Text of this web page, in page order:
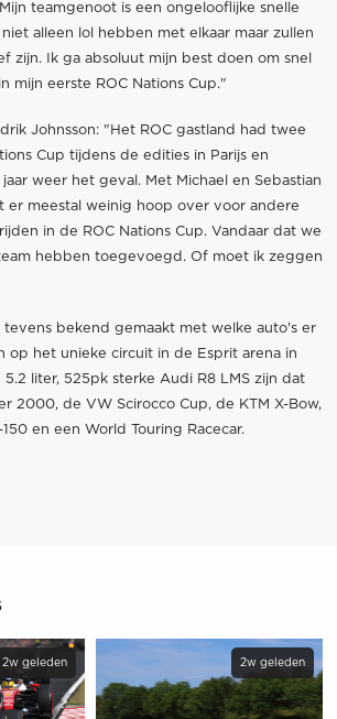
teamgenoot is een ongelooflijke snelle
alleen lol hebben met elkaar maar zullen
zijn. Ik ga absoluut mijn best doen om snel
mijn eerste ROC Nations Cup."
Johnsson: "Het ROC gastland had twee
Cup tijdens de edities in Parijs en
weer het geval. Met Michael en Sebastian
er meestal weinig hoop over voor andere
in de ROC Nations Cup. Vandaar dat we
hebben toegevoegd. Of moet ik zeggen
tevens bekend gemaakt met welke auto's er
op het unieke circuit in de Esprit arena in
5.2 liter, 525pk sterke Audi R8 LMS zijn dat
2000, de VW Scirocco Cup, de KTM X-Bow,
en een World Touring Racecar.
2w geleden 2w geleden